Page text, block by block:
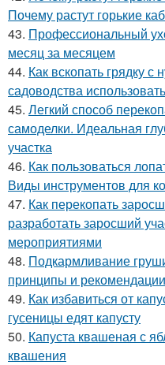
Почему растут горькие
43. Профессиональный
месяц за месяцем
44. Как вскопать грядку с
садоводства использовать
45. Легкий способ
самоделки. Идеальная
участка
46. Как пользоваться
Виды инструментов для
47. Как перекопать
разработать заросший
мероприятиями
48. Подкармливание
принципы и рекомендации
49. Как избавиться от
гусеницы едят капусту
50. Капуста квашеная с
квашения